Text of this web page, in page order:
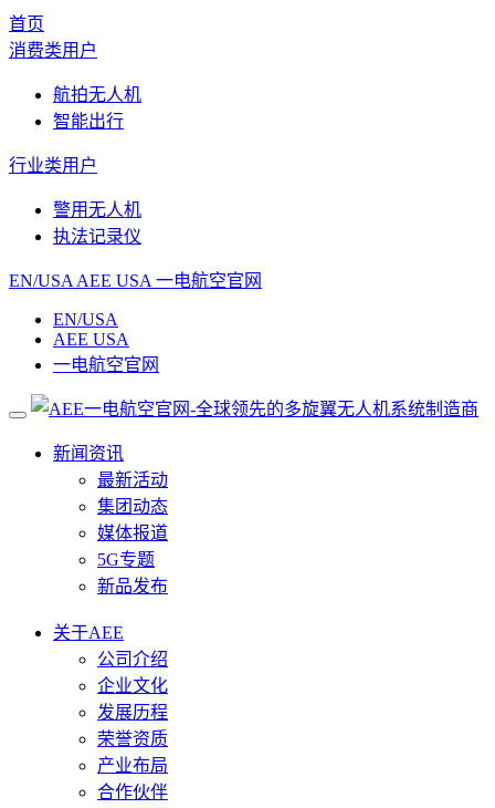
首页
消费类用户
航拍无人机
智能出行
行业类用户
警用无人机
执法记录仪
EN/USA AEE USA 一电航空官网
EN/USA
AEE USA
一电航空官网
新闻资讯
最新活动
集团动态
媒体报道
5G专题
新品发布
关于AEE
公司介绍
企业文化
发展历程
荣誉资质
产业布局
合作伙伴